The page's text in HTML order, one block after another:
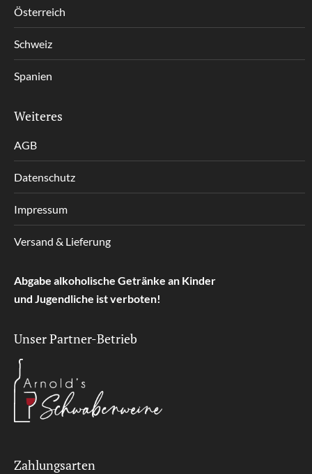
Österreich
Schweiz
Spanien
Weiteres
AGB
Datenschutz
Impressum
Versand & Lieferung
Abgabe alkoholische Getränke an Kinder
und Jugendliche ist verboten!
Unser Partner-Betrieb
Zahlungsarten